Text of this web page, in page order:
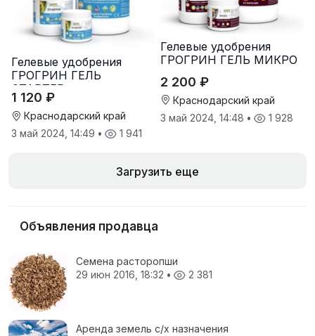
Гелевые удобрения
ГРОГРИН ГЕЛЬ
СТАРТЕР
1 120 ₽
Краснодарский край
3 май 2024, 14:49 • 1 941
Гелевые удобрения
ГРОГРИН ГЕЛЬ МИКРО
2 200 ₽
Краснодарский край
3 май 2024, 14:48 • 1 928
Загрузить еще
Объявления продавца
Семена расторопши
29 июн 2016, 18:32 • 2 381
Аренда земель с/х назначения